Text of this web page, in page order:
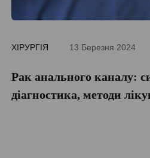
ХІРУРГІЯ 13 Березня 2024
Рак анального каналу:
діагностика, методи